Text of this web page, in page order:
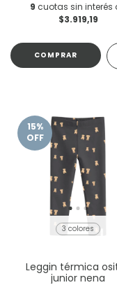
9 cuotas sin interés
$3.919,19
COMPRAR
15%
OFF
3 colores
Leggin térmica
junior nena